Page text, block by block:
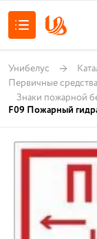
Унибелус
Первичные
Знаки пожарной
F09 Пожарный